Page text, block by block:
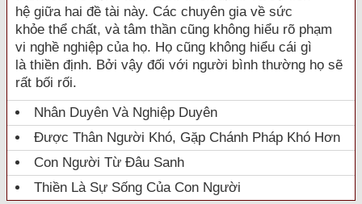
hệ giữa hai đề tài này. Các chuyên gia về sức
khỏe thể chất, và tâm thần cũng không hiểu rõ phạm
vi nghề nghiệp của họ. Họ cũng không hiểu cái gì
là thiền định. Bởi vậy đối với người bình thường họ sẽ
rất bối rối.
Nhân Duyên Và Nghiệp Duyên
Được Thân Người Khó, Gặp Chánh Pháp Khó Hơn
Con Người Từ Đâu Sanh
Thiền Là Sự Sống Của Con Người